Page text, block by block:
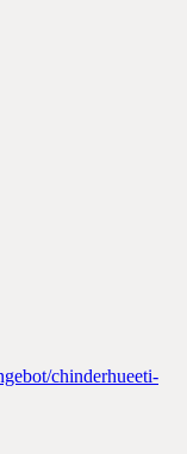
chinderhueeti-